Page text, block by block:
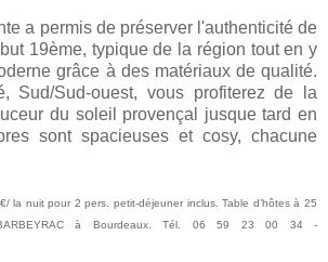
a permis de préserver l'authenticité de
19ème, typique de la région tout en y
grâce à des matériaux de qualité.
Sud/Sud-ouest, vous profiterez de la
du soleil provençal jusque tard en
sont spacieuses et cosy, chacune
la nuit pour 2 pers. petit-déjeuner inclus. Table d’hôtes à 25
à Bourdeaux. Tél. 06 59 23 00 34 -